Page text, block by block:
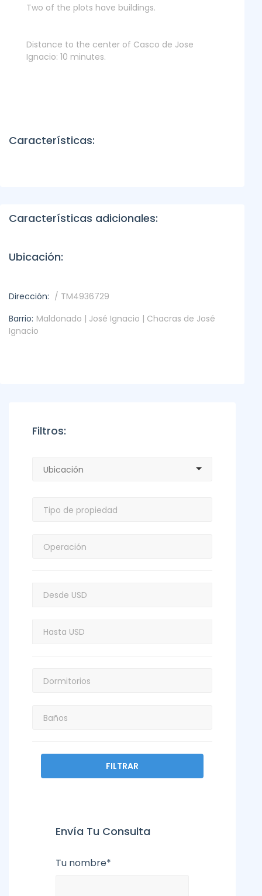
Two of the plots have buildings.
Distance to the center of Casco de Jose
Ignacio: 10 minutes.
Características:
Características adicionales:
Ubicación:
Dirección: / TM4936729
Barrio: Maldonado | José Ignacio | Chacras de José
Ignacio
Filtros:
FILTRAR
Envía Tu Consulta
Tu nombre*